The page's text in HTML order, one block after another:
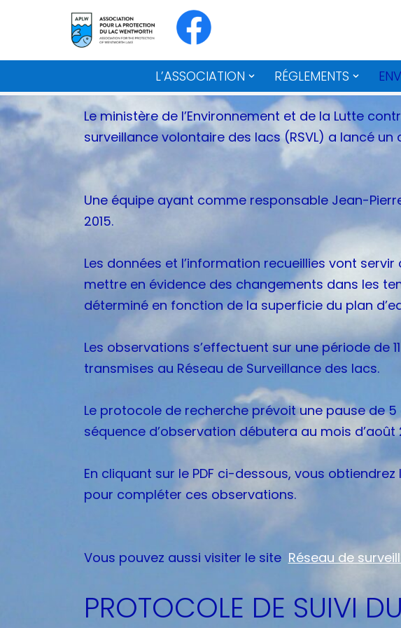
au
L’ASSOCIATION RÉGLEMENTS
Le ministère de l’Environnement et de la Lutte
surveillance volontaire des lacs (RSVL) a lancé
Une équipe ayant comme responsable Jean-
2015.
Les données et l’information recueillies vont
mettre en évidence des changements dans les
déterminé en fonction de la superficie du plan
Les observations s’effectuent sur une période de
transmises au Réseau de Surveillance des lacs.
Le protocole de recherche prévoit une pause de
séquence d’observation débutera au mois
En cliquant sur le PDF ci-dessous, vous
pour compléter ces observations.
Vous pouvez aussi visiter le site Réseau de
PROTOCOLE DE SUIVI